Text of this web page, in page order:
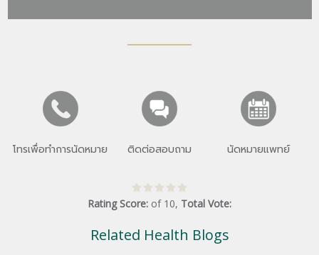
โทรเพื่อทำการนัดหมาย ติดต่อสอบถาม นัดหมายแพทย์
Rating Score: of 10, Total Vote:
Related Health Blogs